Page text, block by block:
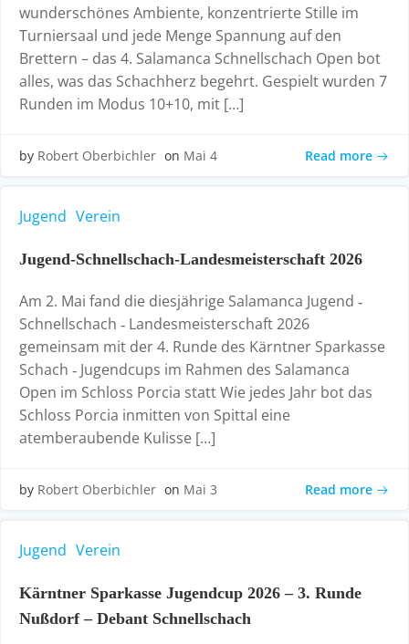
wunderschönes Ambiente, konzentrierte Stille im
Turniersaal und jede Menge Spannung auf den
Brettern – das 4. Salamanca Schnellschach Open bot
alles, was das Schachherz begehrt. Gespielt wurden 7
Runden im Modus 10+10, mit […]
by Robert Oberbichler on Mai 4 Read more
Jugend Verein
Jugend‑Schnellschach‑Landesmeisterschaft 2026
Am 2. Mai fand die diesjährige Salamanca Jugend ‑
Schnellschach ‑ Landesmeisterschaft 2026
gemeinsam mit der 4. Runde des Kärntner Sparkasse
Schach ‑ Jugendcups im Rahmen des Salamanca
Open im Schloss Porcia statt Wie jedes Jahr bot das
Schloss Porcia inmitten von Spittal eine
atemberaubende Kulisse […]
by Robert Oberbichler on Mai 3 Read more
Jugend Verein
Kärntner Sparkasse Jugendcup 2026 – 3. Runde
Nußdorf – Debant Schnellschach